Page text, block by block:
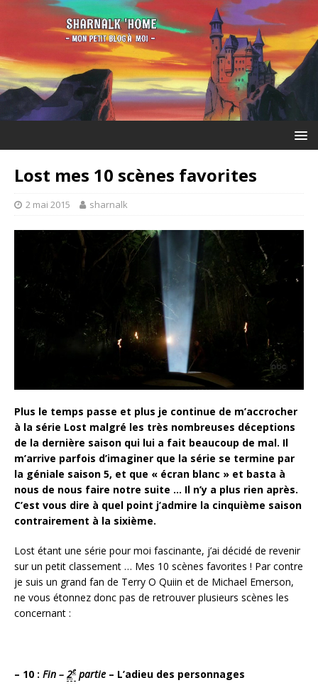
Lost mes 10 scènes favorites
2 mai 2015 sharnalk
Plus le temps passe et plus je continue de m’accrocher
à la série Lost malgré les très nombreuses déceptions
de la dernière saison qui lui a fait beaucoup de mal. Il
m’arrive parfois d’imaginer que la série se termine par
la géniale saison 5, et que « écran blanc » et basta à
nous de nous faire notre suite … Il n’y a plus rien après.
C’est vous dire à quel point j’admire la cinquième saison
contrairement à la sixième.
Lost étant une série pour moi fascinante, j’ai décidé de revenir
sur un petit classement … Mes 10 scènes favorites ! Par contre
je suis un grand fan de Terry O Quiin et de Michael Emerson,
ne vous étonnez donc pas de retrouver plusieurs scènes les
concernant :
– 10 : Fin – 2e partie – L’adieu des personnages